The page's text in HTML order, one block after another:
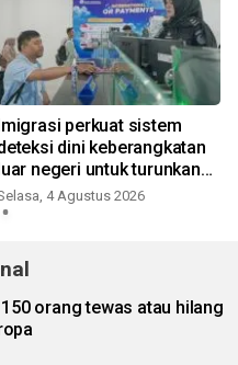
perkuat sistem
dini keberangkatan
negeri untuk turunkan
TPPO
4 Agustus 2026
150 orang tewas atau hilang